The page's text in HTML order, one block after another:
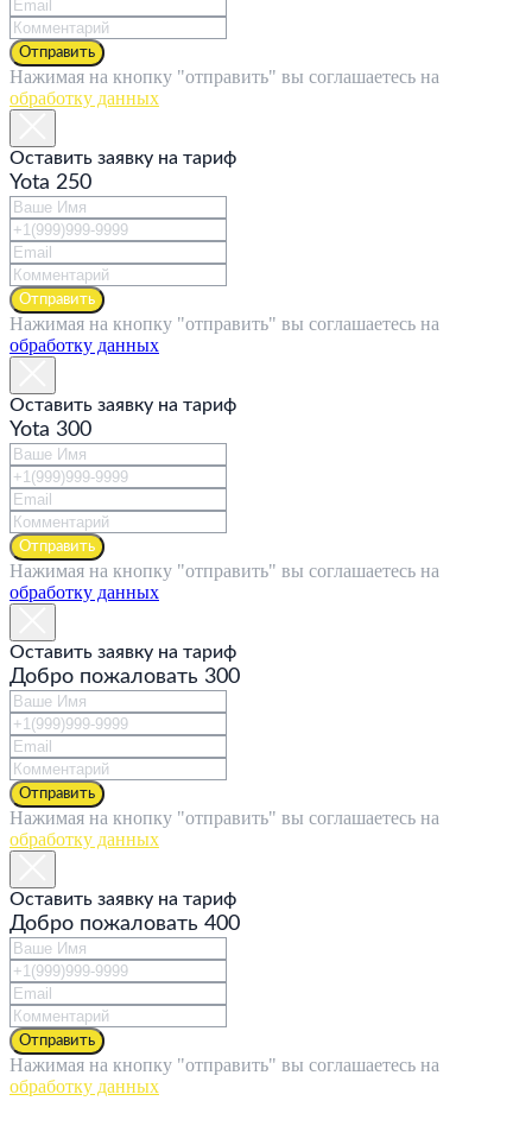
Отправить
Нажимая на кнопку "отправить" вы соглашаетесь на
обработку данных
Оставить заявку на тариф
Yota 250
Отправить
Нажимая на кнопку "отправить" вы соглашаетесь на
обработку данных
Оставить заявку на тариф
Yota 300
Отправить
Нажимая на кнопку "отправить" вы соглашаетесь на
обработку данных
Оставить заявку на тариф
Добро пожаловать 300
Отправить
Нажимая на кнопку "отправить" вы соглашаетесь на
обработку данных
Оставить заявку на тариф
Добро пожаловать 400
Отправить
Нажимая на кнопку "отправить" вы соглашаетесь на
обработку данных